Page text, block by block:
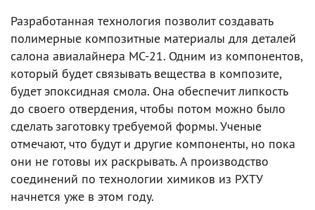
Разработанная технология позволит создавать
полимерные композитные материалы для деталей
салона авиалайнера МС-21. Одним из компонентов,
который будет связывать вещества в композите,
будет эпоксидная смола. Она обеспечит липкость
до своего отвердения, чтобы потом можно было
сделать заготовку требуемой формы. Ученые
отмечают, что будут и другие компоненты, но пока
они не готовы их раскрывать. А производство
соединений по технологии химиков из РХТУ
начнется уже в этом году.